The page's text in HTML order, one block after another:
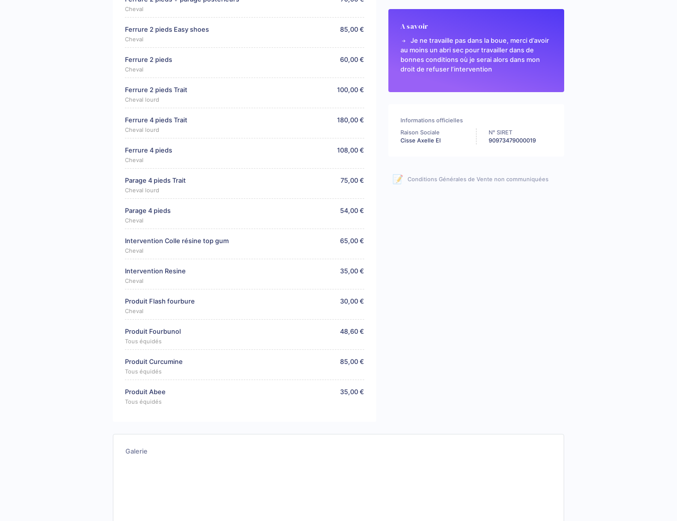
Cheval
Ferrure 2 pieds Easy shoes
Cheval
85,00 €
Ferrure 2 pieds
Cheval
60,00 €
Ferrure 2 pieds Trait
Cheval lourd
100,00 €
Ferrure 4 pieds Trait
Cheval lourd
180,00 €
Ferrure 4 pieds
Cheval
108,00 €
Parage 4 pieds Trait
Cheval lourd
75,00 €
Parage 4 pieds
Cheval
54,00 €
Intervention Colle résine top gum
Cheval
65,00 €
Intervention Resine
Cheval
35,00 €
Produit Flash fourbure
Cheval
30,00 €
Produit Fourbunol
Tous équidés
48,60 €
Produit Curcumine
Tous équidés
85,00 €
Produit Abee
Tous équidés
35,00 €
A savoir
Je ne travaille pas dans la boue, merci d’avoir
au moins un abri sec pour travailler dans de
bonnes conditions où je serai alors dans mon
droit de refuser l’intervention
Informations officielles
Raison Sociale
Cisse Axelle EI
N° SIRET
90973479000019
📝 Conditions Générales de Vente non communiquées
Galerie